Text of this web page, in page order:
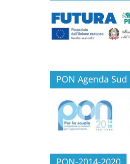
PON Agenda Sud
PON-2014-2020